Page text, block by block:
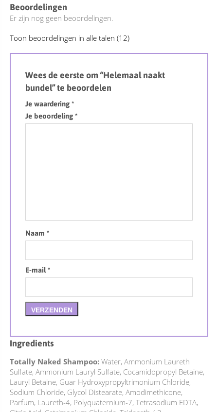
Beoordelingen
Er zijn nog geen beoordelingen.
Toon beoordelingen in alle talen (12)
Wees de eerste om “Helemaal naakt
bundel” te beoordelen
Je waardering *
Je beoordeling *
Naam *
E-mail*
Ingredients
Totally Naked Shampoo: Water, Ammonium Laureth
Sulfate, Ammonium Lauryl Sulfate, Cocamidopropyl Betaine,
Lauryl Betaine, Guar Hydroxypropyltrimonium Chloride,
Sodium Chloride, Glycol Distearate, Amodimethicone,
Parfum, Laureth-4, Polyquaternium-7, Tetrasodium EDTA,